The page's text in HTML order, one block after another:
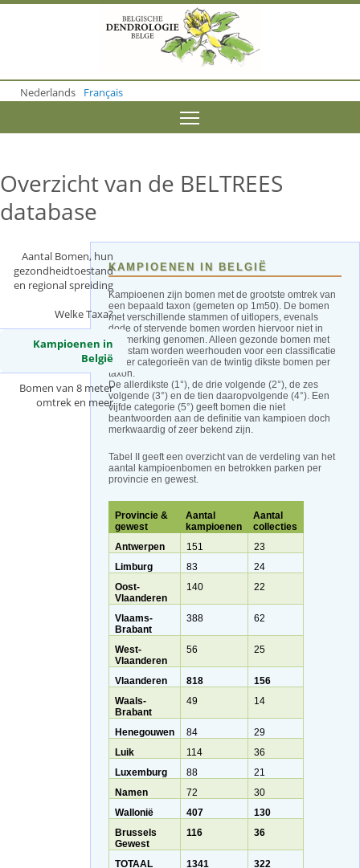
o
m
n
e
Nederlands Français
Overzicht van de BELTREES
database
Aantal Bomen, hun
gezondheidtoestand
en regional spreiding
Welke Taxa?
Kampioenen in
België
a
c
t
i
v
t
a
)
Bomen van 8 meter
omtrek en meer
KAMPIOENEN IN BELGIË
Kampioenen zijn bomen met de grootste omtrek van
een bepaald taxon (gemeten op 1m50). De bomen
met verschillende stammen of uitlopers, evenals
dode of stervende bomen worden hiervoor niet in
aanmerking genomen. Alleen gezonde bomen met
één stam worden weerhouden voor een classificatie
in vier categorieën van de twintig dikste bomen per
taxon.
De allerdikste (1°), de drie volgende (2°), de zes
volgende (3°) en de tien daaropvolgende (4°). Een
vijfde categorie (5°) geeft bomen die niet
beantwoorden aan de definitie van kampioen doch
merkwaardig of zeer bekend zijn.
Tabel II geeft een overzicht van de verdeling van het
aantal kampioenbomen en betrokken parken per
provincie en gewest.
Provincie &
gewest
Aantal
kampioenen
Aantal
collecties
Antwerpen
151
23
Limburg
83
24
Oost-
Vlaanderen
140 22
Vlaams-
Brabant
388 62
West-
Vlaanderen
56 25
Vlaanderen 818
156
Waals-
Brabant
49 14
Henegouwen 84
29
Luik
114
36
Luxemburg
88
21
Namen
72
30
Wallonië
407
130
Brussels
Gewest
116 36
TOTAAL 1341
322